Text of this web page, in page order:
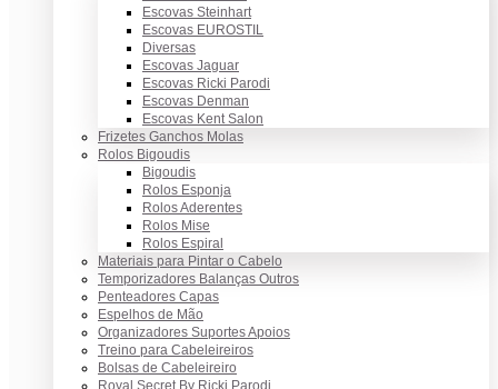
Escovas Steinhart
Escovas EUROSTIL
Diversas
Escovas Jaguar
Escovas Ricki Parodi
Escovas Denman
Escovas Kent Salon
Frizetes Ganchos Molas
Rolos Bigoudis
Bigoudis
Rolos Esponja
Rolos Aderentes
Rolos Mise
Rolos Espiral
Materiais para Pintar o Cabelo
Temporizadores Balanças Outros
Penteadores Capas
Espelhos de Mão
Organizadores Suportes Apoios
Treino para Cabeleireiros
Bolsas de Cabeleireiro
Royal Secret By Ricki Parodi